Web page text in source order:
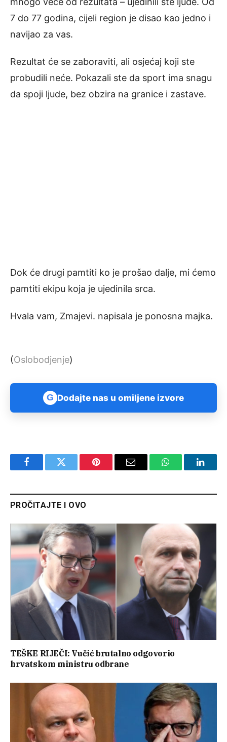
7 do 77 godina, cijeli region je disao kao jedno i
navijao za vas.
Rezultat će se zaboraviti, ali osjećaj koji ste
probudili neće. Pokazali ste da sport ima snagu
da spoji ljude, bez obzira na granice i zastave.
Dok će drugi pamtiti ko je prošao dalje, mi ćemo
pamtiti ekipu koja je ujedinila srca.
Hvala vam, Zmajevi. napisala je ponosna majka.
(Oslobodjenje)
G Dodajte nas u omiljene izvore
FacebookTwitter Pinterest Email WhatsApp
PROČITAJTE I OVO
TEŠKE RIJEČI: Vučić brutalno odgovorio
hrvatskom ministru odbrane